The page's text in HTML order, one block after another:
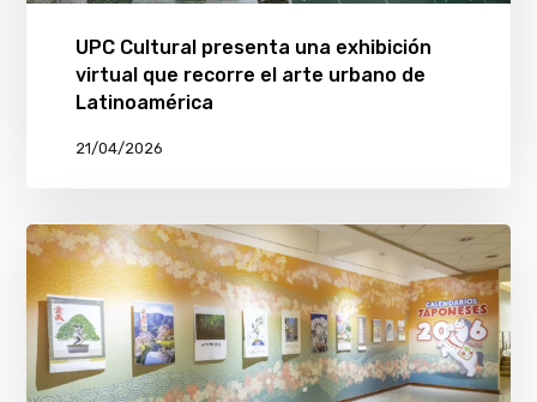
UPC Cultural presenta una exhibición
virtual que recorre el arte urbano de
Latinoamérica
21/04/2026